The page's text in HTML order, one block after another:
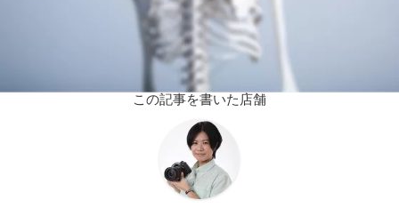
この記事を書いた店舗